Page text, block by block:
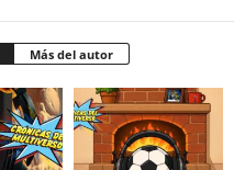
Más del autor